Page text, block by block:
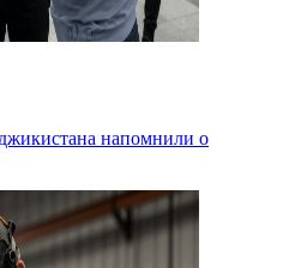
напомнили о